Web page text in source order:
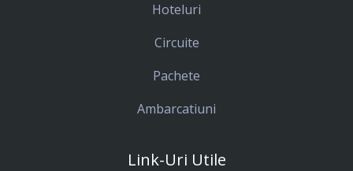
Hoteluri
Circuite
Pachete
Ambarcatiuni
Link-Uri Utile